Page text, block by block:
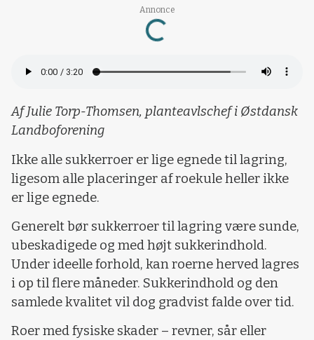
Annonce
Loading...
Af Julie Torp-Thomsen, planteavlschef i Østdansk
Landboforening
Ikke alle sukkerroer er lige egnede til lagring,
ligesom alle placeringer af roekule heller ikke
er lige egnede.
Generelt bør sukkerroer til lagring være sunde,
ubeskadigede og med højt sukkerindhold.
Under ideelle forhold, kan roerne herved lagres
i op til flere måneder. Sukkerindhold og den
samlede kvalitet vil dog gradvist falde over tid.
Roer med fysiske skader – revner, sår eller